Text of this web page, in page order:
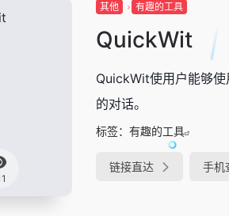
其他 有趣的工具
QuickWit
QuickWit使用户能够
的对话。
标签： 有趣的工具
链接直达 手机